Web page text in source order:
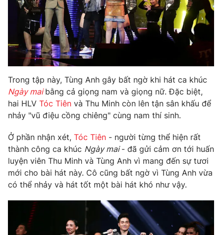
Phim VTV
Hậu trường
Nhân vật
Giải sao mai
Giải trí
Điện ảnh
Âm nhạc
Sao
Đời sống
Làm đẹp
Chất lượng cuộc sống
Giáo dục
Tuyển sinh
Học trực tuyến
Công nghệ
Sản phẩm
Thị trường
Tư vấn
Giao lưu trực tuyến
Lịch phát sóng
Chuyên mục khác
Emagazine Podcast
Trong tập này, Tùng Anh gây bất ngờ khi hát ca khúc
Ngày mai bằng cả giọng nam và giọng nữ. Đặc biệt,
hai HLV Tóc Tiên và Thu Minh còn lên tận sân khấu để
nhảy "vũ điệu cồng chiêng" cùng nam thí sinh.
Ở phần nhận xét, Tóc Tiên - người từng thể hiện rất
thành công ca khúc Ngày mai- đã gửi cảm ơn tới huấn
luyện viên Thu Minh và Tùng Anh vì mang đến sự tươi
mới cho bài hát này. Cô cũng bất ngờ vì Tùng Anh vừa
có thể nhảy và hát tốt một bài hát khó như vậy.